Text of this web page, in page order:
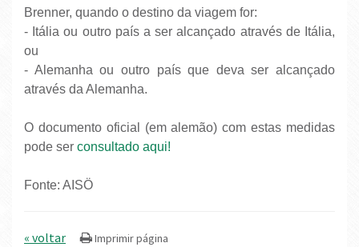
Brenner, quando o destino da viagem for:
- Itália ou outro país a ser alcançado através de Itália,
ou
- Alemanha ou outro país que deva ser alcançado
através da Alemanha.
O documento oficial (em alemão) com estas medidas
pode ser consultado aqui!
Fonte: AISÖ
« voltar